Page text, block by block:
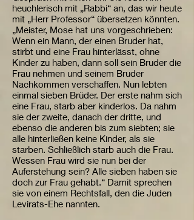
heuchlerisch mit „Rabbi“ an, das wir heute
mit „Herr Professor“ übersetzen könnten.
„Meister, Mose hat uns vorgeschrieben:
Wenn ein Mann, der einen Bruder hat,
stirbt und eine Frau hinterlässt, ohne
Kinder zu haben, dann soll sein Bruder die
Frau nehmen und seinem Bruder
Nachkommen verschaffen. Nun lebten
einmal sieben Brüder. Der erste nahm sich
eine Frau, starb aber kinderlos. Da nahm
sie der zweite, danach der dritte, und
ebenso die anderen bis zum siebten; sie
alle hinterließen keine Kinder, als sie
starben. Schließlich starb auch die Frau.
Wessen Frau wird sie nun bei der
Auferstehung sein? Alle sieben haben sie
doch zur Frau gehabt.“ Damit sprechen
sie von einem Rechtsfall, den die Juden
Levirats-Ehe nannten.